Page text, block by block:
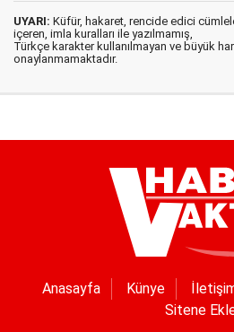
UYARI: Küfür, hakaret, rencide edici
içeren, imla kuralları ile yazılmamış,
Türkçe karakter kullanılmayan ve büyük
onaylanmamaktadır.
Anasayfa Künye
Sitene